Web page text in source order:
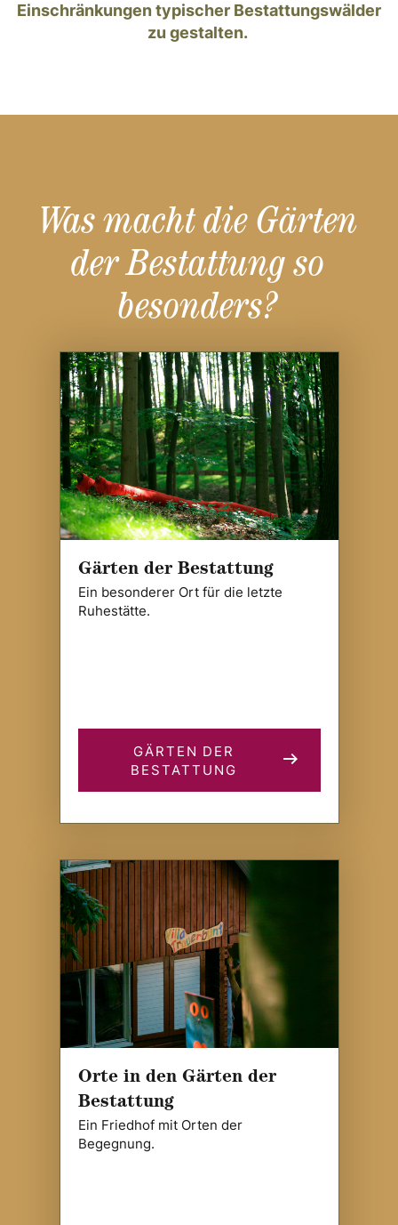
Einschränkungen typischer Bestattungswälder
zu gestalten.
Was macht die Gärten
der Bestattung so
besonders?
Gärten der Bestattung
Ein besonderer Ort für die letzte
Ruhestätte.
GÄRTEN DER
BESTATTUNG
Orte in den Gärten der
Bestattung
Ein Friedhof mit Orten der
Begegnung.